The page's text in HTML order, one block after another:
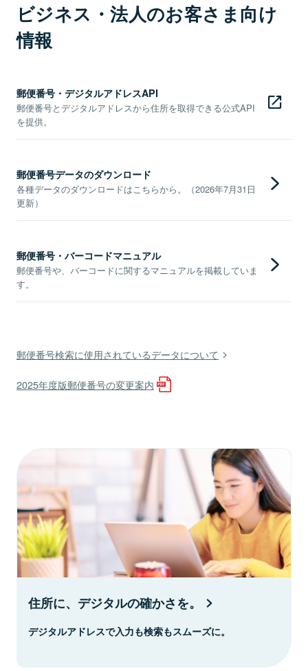
ビジネス・法人のお客さま向け
情報
郵便番号・デジタルアドレスAPI
郵便番号とデジタルアドレスから住所を取得できる公式API
を提供。
郵便番号データのダウンロード
各種データのダウンロードはこちらから。（2026年7月31日
更新）
郵便番号・バーコードマニュアル
郵便番号や、バーコードに関するマニュアルを掲載していま
す。
郵便番号検索に使用されているデータについて
2025年度版郵便番号の変更案内
住所に、デジタルの確かさを。
デジタルアドレスで入力も検索もスムーズに。